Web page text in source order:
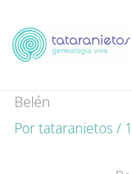
contenido
Belén
Portataranietos/